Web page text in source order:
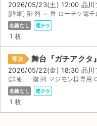
2026/05/23(土) 12:00 品川
[詳細] 階 列 ～ 番 ローチケ電子
名義なし 電チケ
1 枚
即決 舞台『ガチアクタ
2026/05/22(金) 18:30 品川
名義なし 電チケ
1 枚